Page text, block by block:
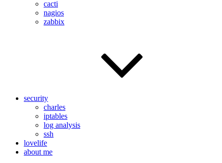
cacti
nagios
zabbix
security
charles
iptables
log analysis
ssh
lovelife
about me